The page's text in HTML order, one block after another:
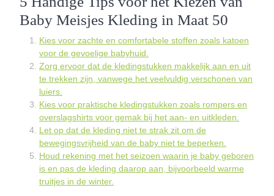
Baby Meisjes Kleding in Maat 50
Kies voor zachte en comfortabele stoffen zoals katoen
voor de gevoelige babyhuid.
Zorg ervoor dat de kledingstukken makkelijk aan en uit
te trekken zijn, vanwege het veelvuldig verschonen van
luiers.
Kies voor praktische kledingstukken zoals rompers en
overslagshirts voor gemak bij het aan- en uitkleden.
Let op dat de kleding niet te strak zit om de
bewegingsvrijheid van de baby niet te beperken.
Houd rekening met het seizoen waarin je baby geboren
is en pas de kleding daarop aan, bijvoorbeeld warme
truitjes in de winter.